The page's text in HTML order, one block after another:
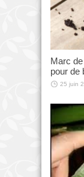
Marc
pour de
25 juin